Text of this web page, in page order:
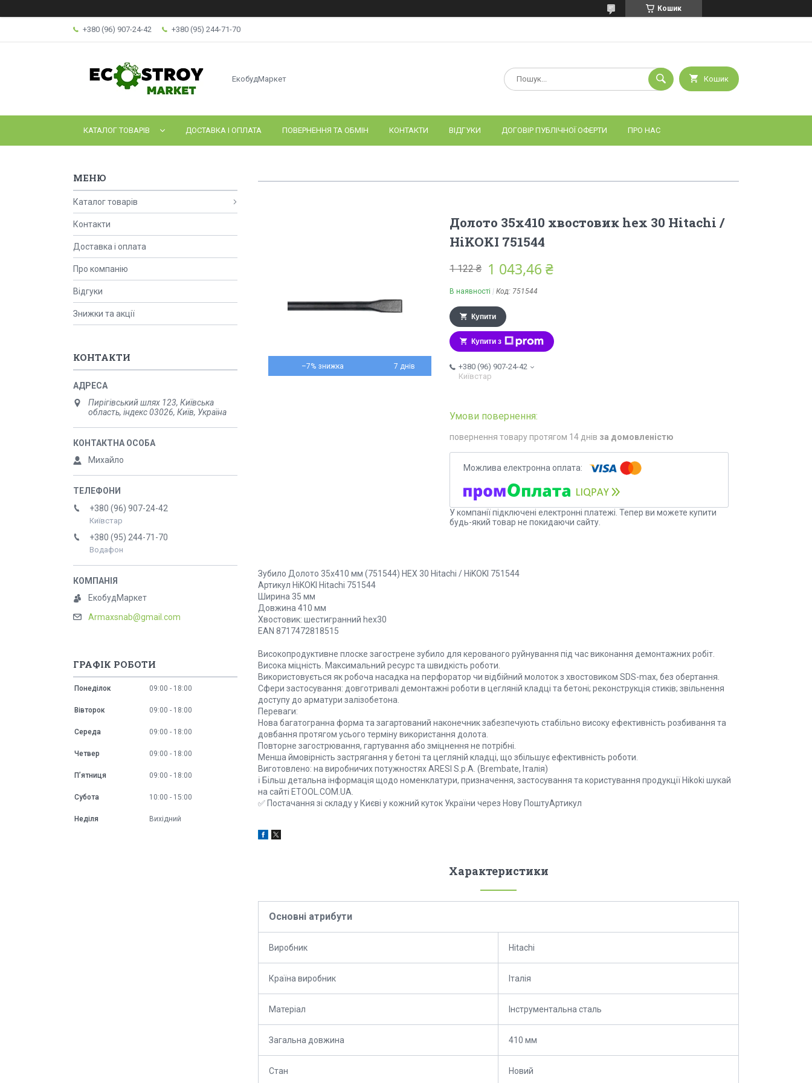
Кошик
+380 (96) 907-24-42 +380 (95) 244-71-70
ЕкобудМаркет Кошик
КАТАЛОГ ТОВАРІВ ДОСТАВКА І ОПЛАТА ПОВЕРНЕННЯ ТА ОБМІН КОНТАКТИ ВІДГУКИ ДОГОВІР ПУБЛІЧНОЇ ОФЕРТИ ПРО НАС
–7% 7 днів
Долото 35х410 хвостовик hex 30 Hitachi /
HiKOKI 751544
1 122 ₴ 1 043,46 ₴
В наявності Код: 751544
Купити
Купити з
+380 (96) 907-24-42
Київстар
повернення товару протягом 14 днів за домовленістю
У компанії підключені електронні платежі. Тепер ви можете купити
будь-який товар не покидаючи сайту.
Зубило Долото 35х410 мм (751544) НЕХ 30 Hitachi / HiKOKI 751544
Артикул HiKOKI Hitachi 751544
Ширина 35 мм
Довжина 410 мм
Хвостовик: шестигранний hex30
EAN 8717472818515
Високопродуктивне плоске загострене зубило для керованого руйнування під час виконання демонтажних робіт.
Висока міцність. Максимальний ресурс та швидкість роботи.
Використовується як робоча насадка на перфоратор чи відбійний молоток з хвостовиком SDS-max, без обертання.
Сфери застосування: довготривалі демонтажні роботи в цегляній кладці та бетоні; реконструкція стиків; звільнення
доступу до арматури залізобетона.
Переваги:
Нова багатогранна форма та загартований наконечник забезпечують стабільно високу ефективність розбивання та
довбання протягом усього терміну використання долота.
Повторне загострювання, гартування або зміцнення не потрібні.
Менша ймовірність застрягання у бетоні та цегляній кладці, що збільшує ефективність роботи.
Виготовлено: на виробничих потужностях ARESI S.p.A. (Brembate, Італія)
ℹ️ Більш детальна інформація щодо номенклатури, призначення, застосування та користування продукції Hikoki шукай
на сайті ETOOL.COM.UA.
✅ Постачання зі складу у Києві у кожний куток України через Нову ПоштуАртикул
Характеристики
Основні атрибути
Виробник Hitachi
Країна виробник Італія
Матеріал Інструментальна сталь
Загальна довжина 410 мм
Стан Новий
Каталог товарів
Контакти
Доставка і оплата
Про компанію
Відгуки
Знижки та акції
КОНТАКТИ
Пирігівський шлях 123, Київська
область, індекс 03026, Київ, Україна
Михайло
+380 (96) 907-24-42
Київстар
+380 (95) 244-71-70
Водафон
ЕкобудМаркет
Armaxsnab@gmail.com
ГРАФІК РОБОТИ
Понеділок 09:00 18:00
Вівторок 09:00 18:00
Середа 09:00 18:00
Четвер 09:00 18:00
Пʼятниця 09:00 18:00
Субота 10:00 15:00
Неділя Вихідний